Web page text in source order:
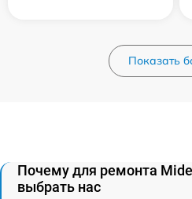
Показать
Почему для ремонта
выбрать нас